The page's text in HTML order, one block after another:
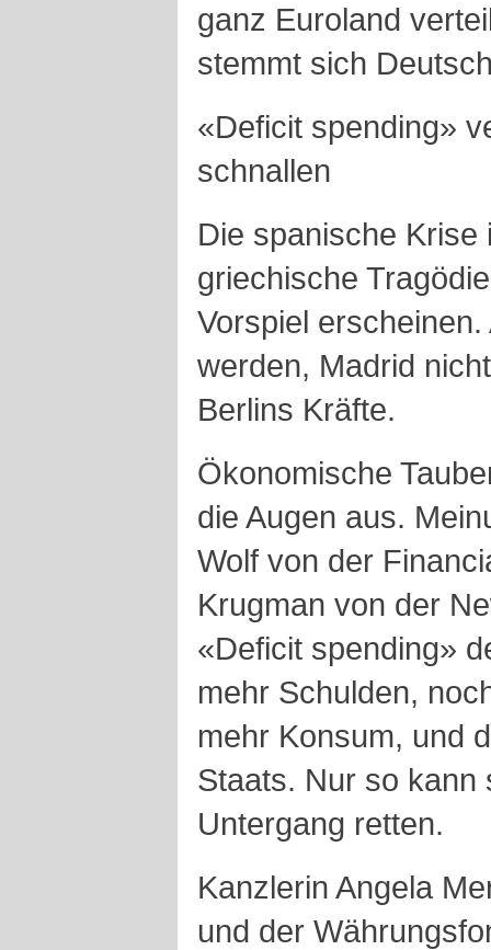
ganz Euroland
stemmt sich
«Deficit spending»
schnallen
Die spanische
griechische
Vorspiel
werden, Madrid
Berlins Kräfte.
Ökonomische
die Augen aus.
Wolf von der
Krugman von der
«Deficit spending»
mehr Schulden,
mehr Konsum, und
Staats. Nur so kann
Untergang retten.
Kanzlerin Angela
und der